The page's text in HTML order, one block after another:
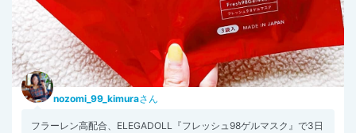
nozomi_99_kimuraさん
フラーレン高配合、ELEGADOLL『フレッシュ98ゲルマスク』で3日